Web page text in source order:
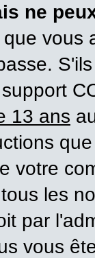
ne
13 ans
votre
les
par
vous